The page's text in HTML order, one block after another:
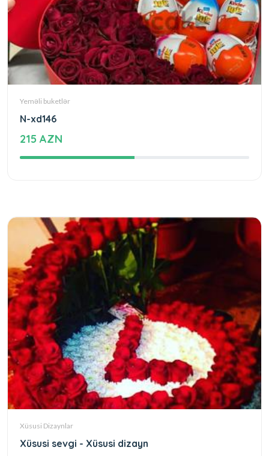
Yeməli buketlər
N-xd146
215 AZN
Xüsusi Dizaynlar
Xüsusi sevgi - Xüsusi dizayn